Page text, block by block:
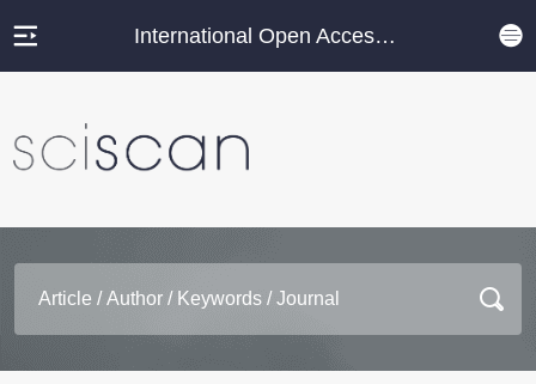
International Open Access Journal Platform